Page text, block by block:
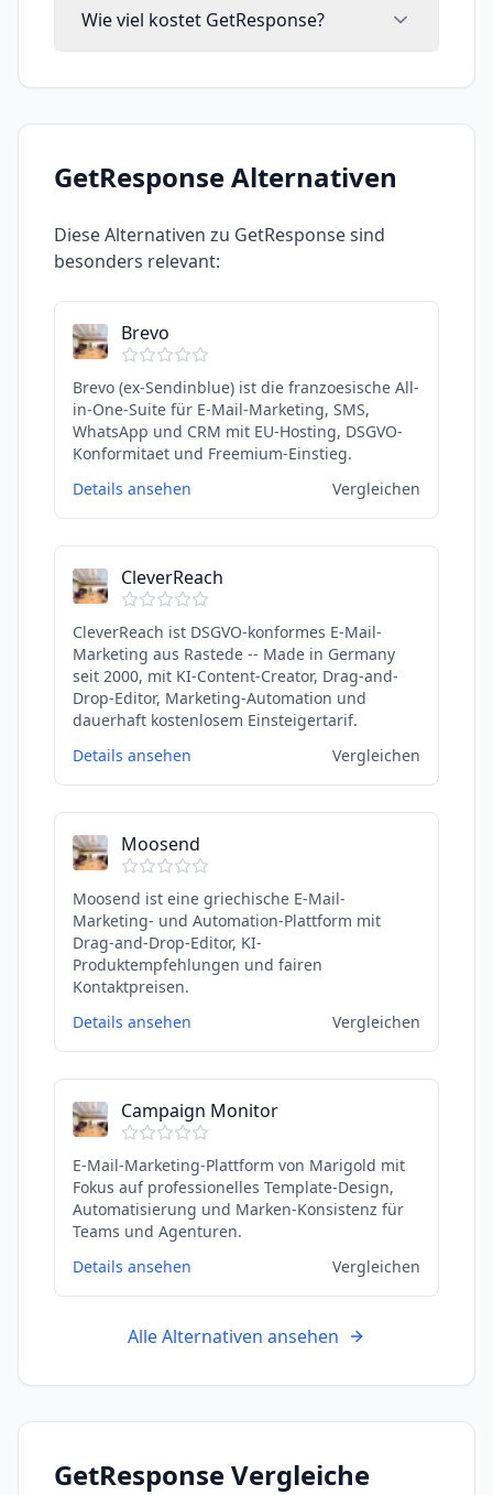
Wie viel kostet GetResponse?
GetResponseAlternativen
Diese Alternativen zu GetResponsesind
besonders relevant:
Brevo
Brevo (ex-Sendinblue) ist die franzoesische All-
in-One-Suite für E-Mail-Marketing, SMS,
WhatsApp und CRM mit EU-Hosting, DSGVO-
Konformitaet und Freemium-Einstieg.
Details ansehen
Vergleichen
CleverReach
CleverReach ist DSGVO-konformes E-Mail-
Marketing aus Rastede -- Made in Germany
seit 2000, mit KI-Content-Creator, Drag-and-
Drop-Editor, Marketing-Automation und
dauerhaft kostenlosem Einsteigertarif.
Details ansehen
Vergleichen
Moosend
Moosend ist eine griechische E-Mail-
Marketing- und Automation-Plattform mit
Drag-and-Drop-Editor, KI-
Produktempfehlungen und fairen
Kontaktpreisen.
Details ansehen
Vergleichen
Campaign Monitor
E-Mail-Marketing-Plattform von Marigold mit
Fokus auf professionelles Template-Design,
Automatisierung und Marken-Konsistenz für
Teams und Agenturen.
Details ansehen
Vergleichen
Alle Alternativen ansehen
GetResponseVergleiche